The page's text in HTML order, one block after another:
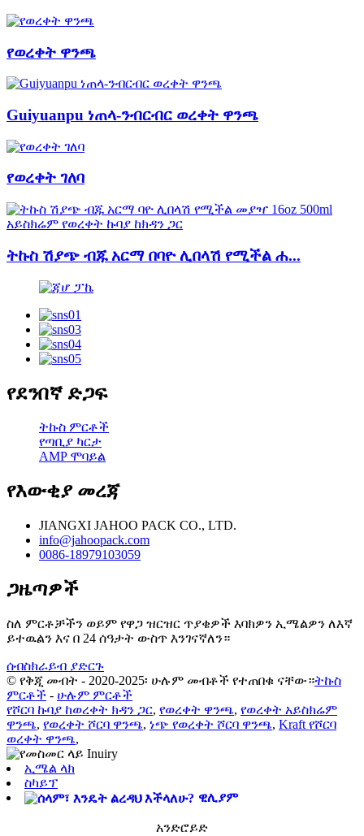
የወረቀት ዋንጫ
Guiyuanpu ነጠላ-ንብርብር ወረቀት ዋንጫ
የወረቀት ገለባ
ትኩስ ሽያጭ ብጁ አርማ በባዮ ሊበላሽ የሚችል ሐ...
የደንበኛ ድጋፍ
ትኩስ ምርቶች
የጣቢያ ካርታ
AMP ሞባይል
የእውቂያ መረጃ
JIANGXI JAHOO PACK CO., LTD.
info@jahoopack.com
0086-18979103059
ጋዜጣዎች
ስለ ምርቶቻችን ወይም የዋጋ ዝርዝር ጥያቄዎች እባክዎን ኢሜልዎን ለእኛ
ይተዉልን እና በ 24 ሰዓታት ውስጥ እንገናኛለን።
ሰብስክራይብ ያድርጉ
© የቅጂ መብት - 2020-2025፡ ሁሉም መብቶች የተጠበቁ ናቸው።ትኩስ
ምርቶች - ሁሉም ምርቶች
የሾርባ ኩባያ ከወረቀት ክዳን ጋር, የወረቀት ዋንጫ, የወረቀት አይስክሬም
ዋንጫ, የወረቀት ሾርባ ዋንጫ, ነጭ የወረቀት ሾርባ ዋንጫ, Kraft የሾርባ
ወረቀት ዋንጫ,
ኢሜል ላክ
ስካይፕ
ዊሊያም
አንድሮይድ